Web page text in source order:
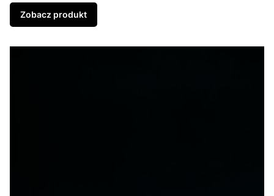
Zobacz produkt